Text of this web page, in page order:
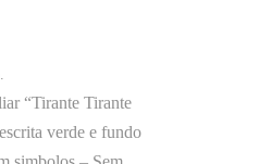
“Tirante Tirante
verde e fundo